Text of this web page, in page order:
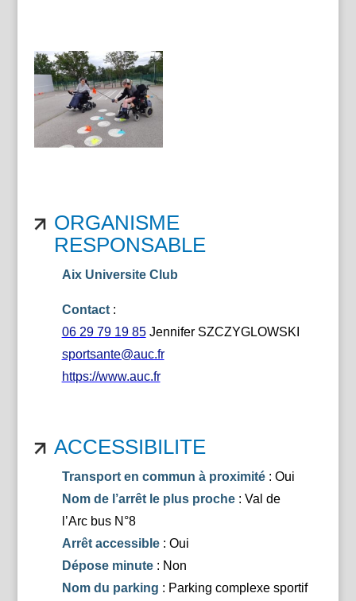
ORGANISME
RESPONSABLE
Aix Universite Club
Contact:
06 29 79 19 85Jennifer SZCZYGLOWSKI
sportsante@auc.fr
https://www.auc.fr
ACCESSIBILITE
Transport en commun à proximité: Oui
Nom de l’arrêt le plus proche: Val de
l’Arc bus N°8
Arrêt accessible: Oui
Dépose minute: Non
Nom du parking : Parking complexe sportif